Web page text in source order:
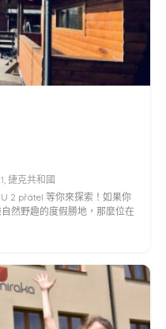
捷克共和國
2 přátel 等你來探索！如果你
然野趣的度假勝地，那麼位在